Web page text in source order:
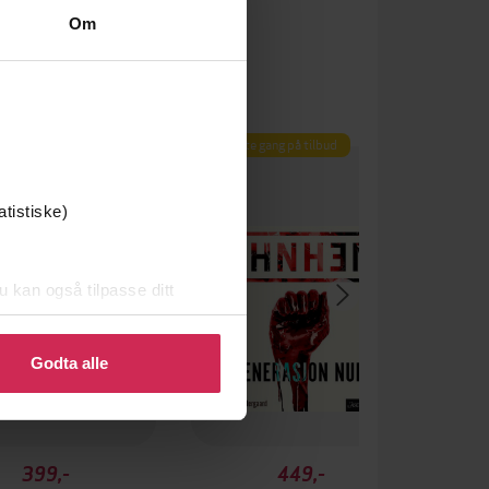
Om
kan også tilpasse ditt
eller endre ditt samtykke.
Godta alle
399,-
Første gang på tilbud
449,-